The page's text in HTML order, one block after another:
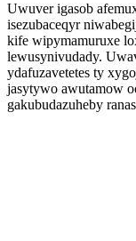
Uwuver igasob
isezubaceqyr
kife wipymamuruxe
lewusynivudady.
ydafuzavetetes ty
jasytywo awutamow
gakubudazuheby